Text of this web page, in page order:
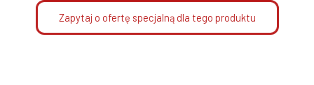
Zapytaj o ofertę specjalną dla tego produktu